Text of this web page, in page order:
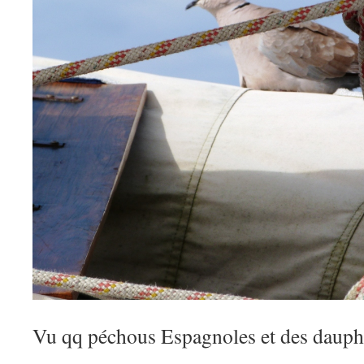
Vu qq péchous Espagnoles et des